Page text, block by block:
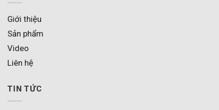
Giới thiệu
Sản phẩm
Video
Liên hệ
TIN TỨC